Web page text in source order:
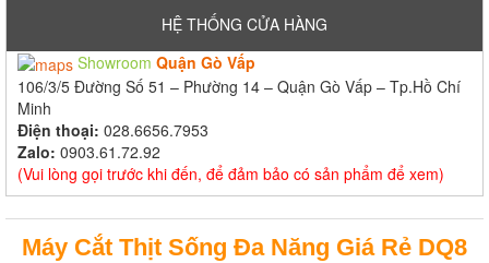
HỆ THỐNG CỬA HÀNG
Showroom Quận Gò Vấp
106/3/5 Đường Số 51 – Phường 14 – Quận Gò Vấp – Tp.Hồ Chí
Minh
Điện thoại: 028.6656.7953
Zalo: 0903.61.72.92
(Vui lòng gọi trước khi đến, để đảm bảo có sản phẩm để xem)
Máy Cắt Thịt Sống Đa Năng Giá Rẻ DQ8